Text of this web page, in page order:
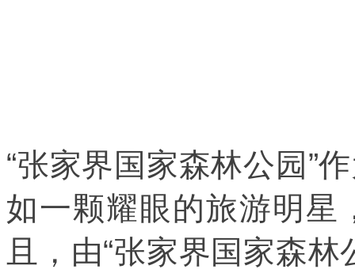
“张家界国家森林公园”
如一颗耀眼的旅游明星
且，由“张家界国家森